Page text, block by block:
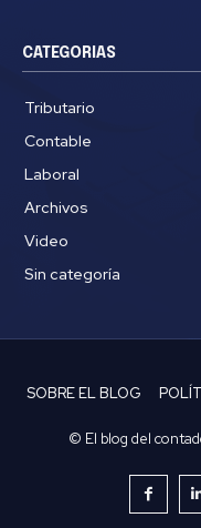
CATEGORIAS
Tributario
Contable
Laboral
Archivos
Video
Sin categoría
SOBRE EL BLOG
© El blog del